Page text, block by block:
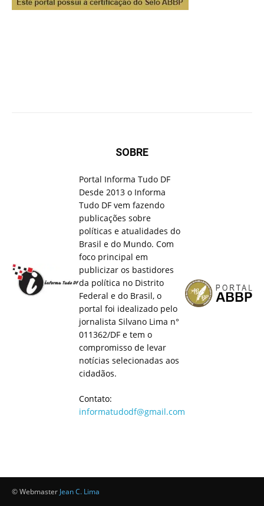
SOBRE
Portal Informa Tudo DF
Desde 2013 o Informa
Tudo DF vem fazendo
publicações sobre
políticas e atualidades do
Brasil e do Mundo. Com
foco principal em
publicizar os bastidores
da política no Distrito
Federal e do Brasil, o
portal foi idealizado pelo
jornalista Silvano Lima n°
011362/DF e tem o
compromisso de levar
notícias selecionadas aos
cidadãos.
Contato:
informatudodf@gmail.com
© WebmasterJean C. Lima